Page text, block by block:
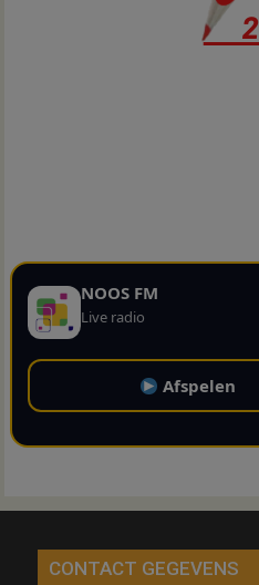
NOOS FM
Live radio
Afspelen
CONTACT GEGEVENS